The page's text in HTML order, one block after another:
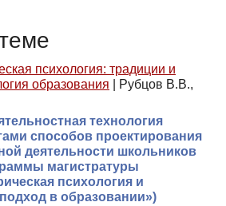
психология: традиции и
образования
Рубцов В.В.,
технология
способов проектирования
деятельности школьников
магистратуры
психология и
в образовании»)